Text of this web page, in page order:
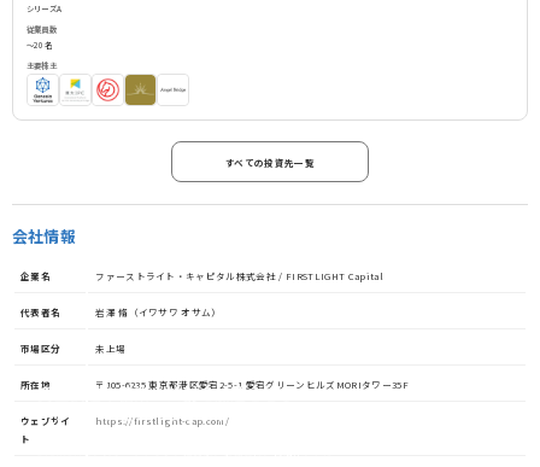
シリーズA
従業員数
〜20名
主要株主
すべての投資先一覧
会社情報
企業名 ファーストライト・キャピタル株式会社 / FIRSTLIGHT Capital
代表者名 岩澤 脩（イワサワ オサム）
市場区分 未上場
所在地 〒105-6235 東京都港区愛宕2-5-1 愛宕グリーンヒルズMORIタワー35F
ウェブサイ
ト
https://firstlight-cap.com/
資金調達や協業・共創を加速させる
イノベーション・プラットフォーム